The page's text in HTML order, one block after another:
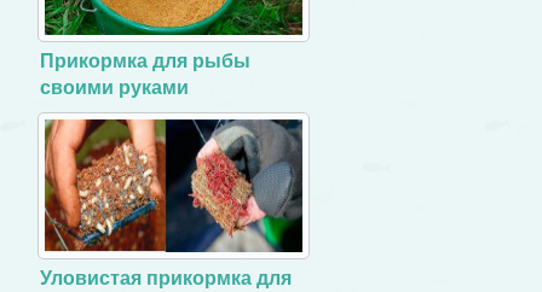
Прикормка для рыбы
своими руками
Уловистая прикормка для